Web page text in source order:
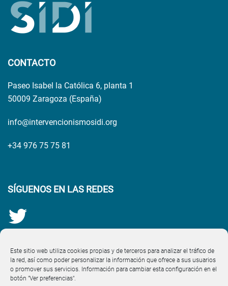
Este sitio web utiliza cookies propias y de terceros para analizar el tráfico de
la red, así como poder personalizar la información que ofrece a sus usuarios
o promover sus servicios. Información para cambiar esta configuración en el
botón "Ver preferencias".
CONTACTO
Paseo Isabel la Católica 6, planta 1
50009 Zaragoza (España)
info@intervencionismosidi.org
+34 976 75 75 81
SÍGUENOS EN LAS REDES